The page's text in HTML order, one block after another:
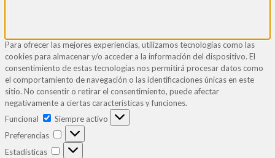
Para ofrecer las mejores experiencias, utilizamos tecnologías como las
cookies para almacenar y/o acceder a la información del dispositivo. El
consentimiento de estas tecnologías nos permitirá procesar datos como
el comportamiento de navegación o las identificaciones únicas en este
sitio. No consentir o retirar el consentimiento, puede afectar
negativamente a ciertas características y funciones.
Funcional
Funcional
Siempre activo
Preferencias
Preferencias
Estadísticas Estadísticas